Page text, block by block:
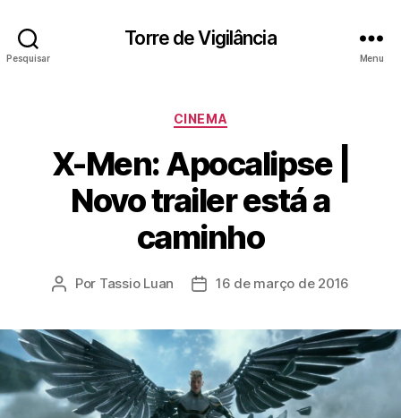
Pesquisar
Torre de Vigilância
Menu
Categorias
CINEMA
X-Men: Apocalipse |
Novo trailer está a
caminho
Autor
Por Tassio Luan
Data16 de março de 2016